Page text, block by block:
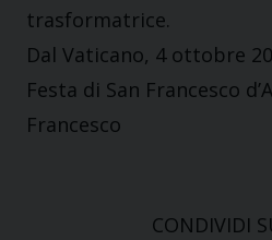
trasformatrice.
Dal Vaticano, 4 ottobre
Festa di San Francesco
Francesco
CONDIVIDI